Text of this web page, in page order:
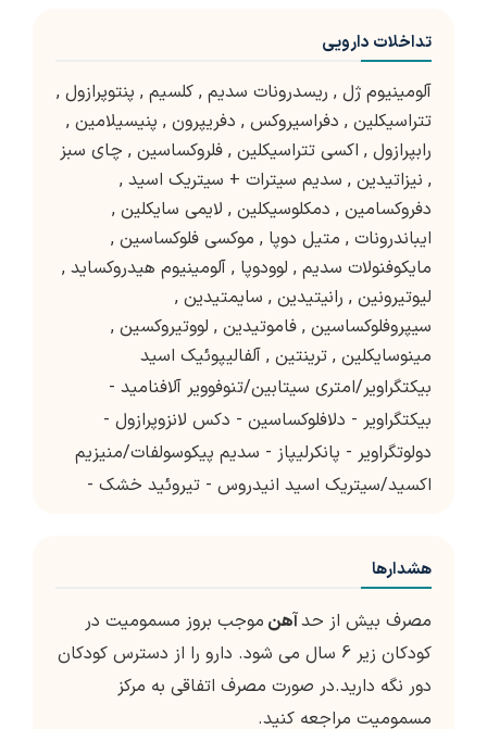
تداخلات دارویی
آلومینیوم ژل , ریسدرونات سدیم , کلسیم , پنتوپرازول ,
تتراسیکلین , دفراسیروکس , دفریپرون , پنیسیلامین ,
رابپرازول , اکسی تتراسیکلین , فلروکساسین , چای سبز
, نیزاتیدین , سدیم سیترات + سیتریک اسید ,
دفروکسامین , دمکلوسیکلین , لایمی سایکلین ,
ایباندرونات , متیل دوپا , موکسی فلوکساسین ,
مایکوفنولات سدیم , لوودوپا , آلومینیوم هیدروکساید ,
لیوتیرونین , رانیتیدین , سایمتیدین ,
سیپروفلوکساسین , فاموتیدین , لووتیروکسین ,
مینوسایکلین , ترینتین , آلفالیپوئیک اسید
بیکتگراویر/امتری سیتابین/تنوفوویر آلافنامید -
بیکتگراویر - دلافلوکساسین - دکس لانزوپرازول -
دولوتگراویر - پانکرلیپاز - سدیم پیکوسولفات/منیزیم
اکسید/سیتریک اسید انیدروس - تیروئید خشک -
هشدارها
مصرف بیش از حدآهن موجب بروز مسمومیت در
کودکان زیر 6 سال می شود. دارو را از دسترس کودکان
دور نگه دارید.در صورت مصرف اتفاقی به مرکز
مسمومیت مراجعه کنید.